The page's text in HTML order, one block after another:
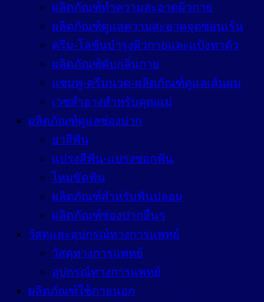
ผลิตภัณฑ์ทำความสะอาดผิวกาย
ผลิตภัณฑ์ดูแลความสะอาดจุดซ่อนเร้น
ครีม-โลชั่นบำรุงผิวกายและแป้งทาตัว
ผลิตภัณฑ์ดับกลิ่นกาย
แชมพู-ครีมนวด-ผลิตภัณฑ์ดูแลเส้นผม
เวชสำอางสำหรับคุณแม่
ผลิตภัณฑ์ดูแลช่องปาก
ยาสีฟัน
แปรงสีฟัน-แปรงซอกฟัน
ไหมขัดฟัน
ผลิตภัณฑ์สำหรับฟันปลอม
ผลิตภัณฑ์ช่องปากอื่นๆ
วัสดุและอุปกรณ์ทางการแพทย์
วัสดุทางการแพทย์
อุปกรณ์ทางการแพทย์
ผลิตภัณฑ์ใช้ภายนอก